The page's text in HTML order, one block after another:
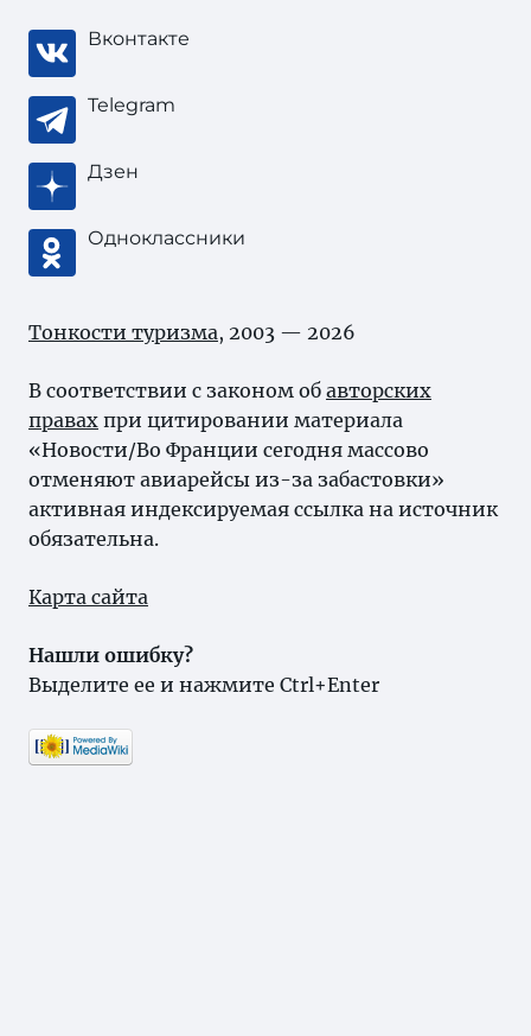
Вконтакте
Telegram
Дзен
Одноклассники
Тонкости туризма, 2003 — 2026
В соответствии с законом об авторских
правах при цитировании материала
«Новости/Во Франции сегодня массово
отменяют авиарейсы из-за забастовки»
активная индексируемая ссылка на источник
обязательна.
Карта сайта
Нашли ошибку?
Выделите ее и нажмите Ctrl+Enter